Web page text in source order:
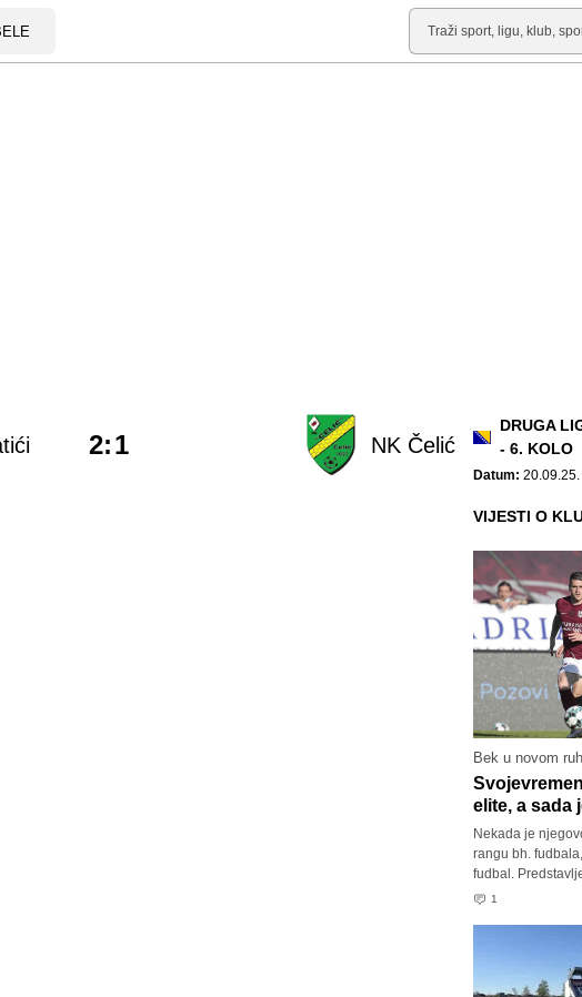
Pretraga
NK Čelić
2:1
DRUGA
- 6. KOLO
Datum:
VIJESTI O
Bek u novom
elite, a sada
Nekada je
rangu bh.
fudbal.
1